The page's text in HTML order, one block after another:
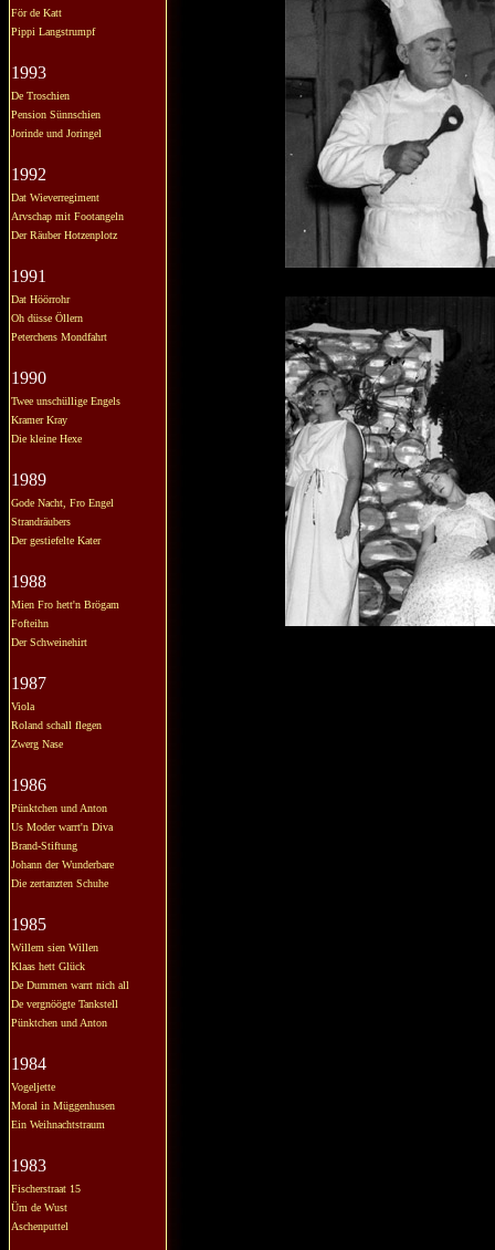
För de Katt
Pippi Langstrumpf
1993
De Troschien
Pension Sünnschien
Jorinde und Joringel
1992
Dat Wieverregiment
Arvschap mit Footangeln
Der Räuber Hotzenplotz
1991
Dat Höörrohr
Oh düsse Öllern
Peterchens Mondfahrt
1990
Twee unschüllige Engels
Kramer Kray
Die kleine Hexe
1989
Gode Nacht, Fro Engel
Strandräubers
Der gestiefelte Kater
1988
Mien Fro hett'n Brögam
Fofteihn
Der Schweinehirt
1987
Viola
Roland schall flegen
Zwerg Nase
1986
Pünktchen und Anton
Us Moder warrt'n Diva
Brand-Stiftung
Johann der Wunderbare
Die zertanzten Schuhe
1985
Willem sien Willen
Klaas hett Glück
De Dummen warrt nich all
De vergnöögte Tankstell
Pünktchen und Anton
1984
Vogeljette
Moral in Müggenhusen
Ein Weihnachtstraum
1983
Fischerstraat 15
Üm de Wust
Aschenputtel